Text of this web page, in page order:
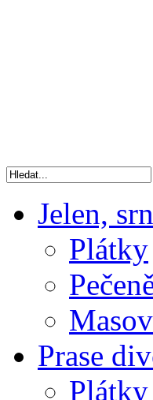
Jelen,
Plátky
Prase
Plátky